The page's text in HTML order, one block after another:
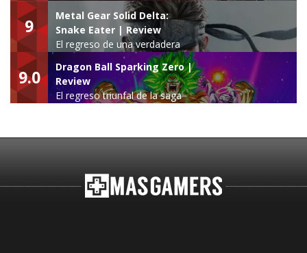
9
Metal Gear Solid Delta:
Snake Eater | Review
El regreso de una verdadera
leyenda
9.0
Dragon Ball Sparking Zero |
Review
El regreso triunfal de la saga